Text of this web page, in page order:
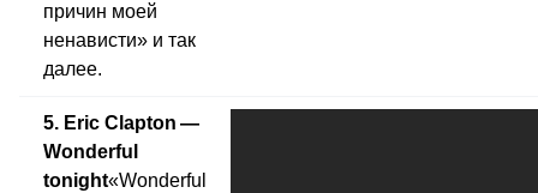
причин моей
ненависти» и так
далее.
5. Eric Clapton —
Wonderful
tonight«Wonderful